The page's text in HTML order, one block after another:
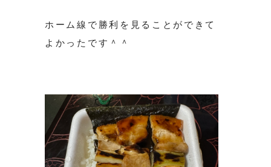
ホーム線で勝利を見ることができて
よかったです＾＾